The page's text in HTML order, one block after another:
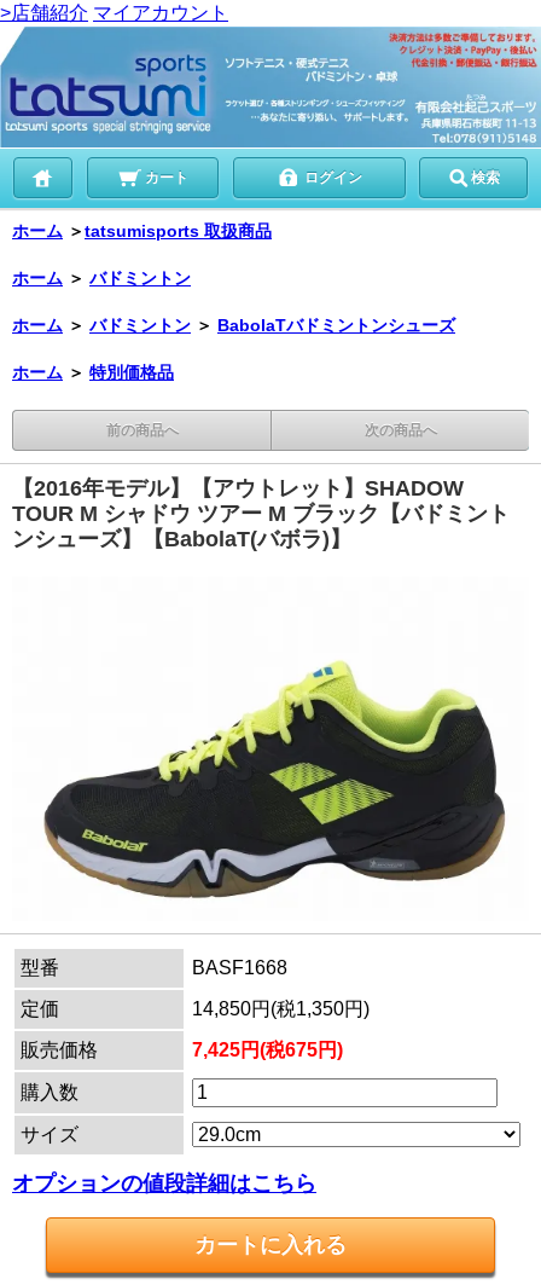
>店舗紹介 マイアカウント
カート ログイン 検索
ホーム ＞tatsumisports 取扱商品
ホーム ＞ バドミントン
ホーム ＞ バドミントン ＞ BabolaTバドミントンシューズ
ホーム ＞ 特別価格品
前の商品へ 次の商品へ
【2016年モデル】【アウトレット】SHADOW
TOUR M シャドウ ツアー M ブラック【バドミント
ンシューズ】【BabolaT(バボラ)】
型番
BASF1668
定価
14,850円(税1,350円)
販売価格
7,425円(税675円)
購入数
サイズ
オプションの値段詳細はこちら